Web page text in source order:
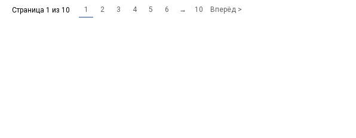
Страница 1 из 10 1 2 3 4 5 6 → 10 Вперёд >